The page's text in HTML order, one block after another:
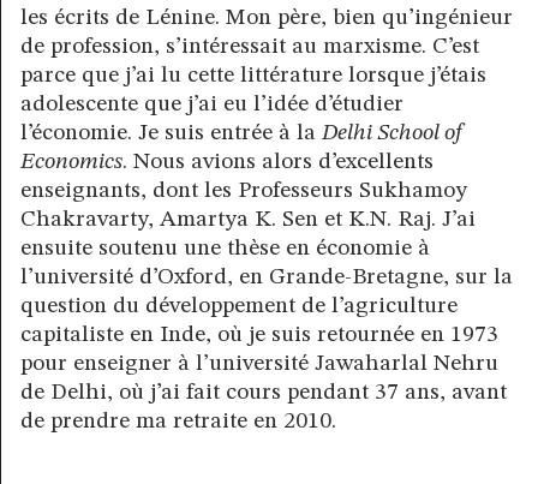
les écrits de Lénine. Mon père, bien qu’ingénieur
de profession, s’intéressait au marxisme. C’est
parce que j’ai lu cette littérature lorsque j’étais
adolescente que j’ai eu l’idée d’étudier
l’économie. Je suis entrée à la Delhi School of
Economics. Nous avions alors d’excellents
enseignants, dont les Professeurs Sukhamoy
Chakravarty, Amartya K. Sen et K.N. Raj. J’ai
ensuite soutenu une thèse en économie à
l’université d’Oxford, en Grande-Bretagne, sur la
question du développement de l’agriculture
capitaliste en Inde, où je suis retournée en 1973
pour enseigner à l’université Jawaharlal Nehru
de Delhi, où j’ai fait cours pendant 37 ans, avant
de prendre ma retraite en 2010.